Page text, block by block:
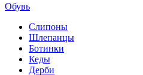
Обувь
Слипоны
Шлепанцы
Ботинки
Кеды
Дерби